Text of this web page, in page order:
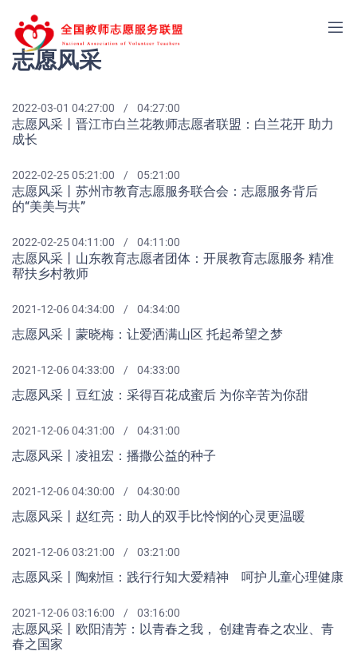
志愿风采
2022-03-01 04:27:00 04:27:00
志愿风采丨晋江市白兰花教师志愿者联盟：白兰花开 助力
成长
2022-02-25 05:21:00 05:21:00
志愿风采丨苏州市教育志愿服务联合会：志愿服务背后
的“美美与共”
2022-02-25 04:11:00 04:11:00
志愿风采丨山东教育志愿者团体：开展教育志愿服务 精准
帮扶乡村教师
2021-12-06 04:34:00 04:34:00
志愿风采丨蒙晓梅：让爱洒满山区 托起希望之梦
2021-12-06 04:33:00 04:33:00
志愿风采丨豆红波：采得百花成蜜后 为你辛苦为你甜
2021-12-06 04:31:00 04:31:00
志愿风采丨凌祖宏：播撒公益的种子
2021-12-06 04:30:00 04:30:00
志愿风采丨赵红亮：助人的双手比怜悯的心灵更温暖
2021-12-06 03:21:00 03:21:00
志愿风采丨陶勑恒：践行行知大爱精神 呵护儿童心理健康
2021-12-06 03:16:00 03:16:00
志愿风采丨欧阳清芳：以青春之我， 创建青春之农业、青
春之国家